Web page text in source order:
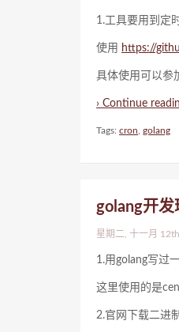
1.工具要用到定
使用 https://
具体使用可以参
› Continue
Tags: cron golang
golang开
星期二, 十一月
1.用golang写过
这里使用的是
2.官网下载二进